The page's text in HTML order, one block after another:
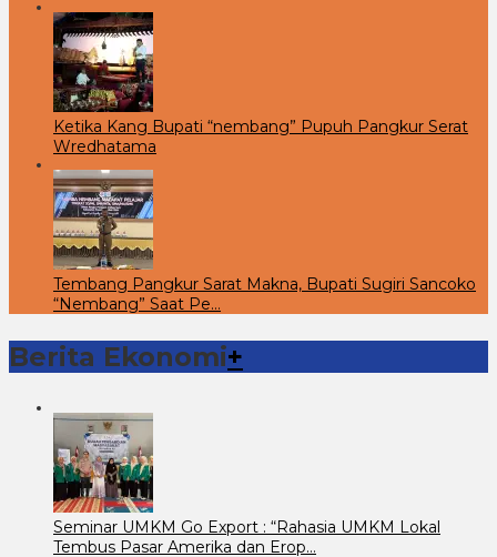
Ketika Kang Bupati “nembang” Pupuh Pangkur Serat
Wredhatama
Tembang Pangkur Sarat Makna, Bupati Sugiri Sancoko
“Nembang” Saat Pe…
Berita Ekonomi+
Seminar UMKM Go Export : “Rahasia UMKM Lokal
Tembus Pasar Amerika dan Erop…